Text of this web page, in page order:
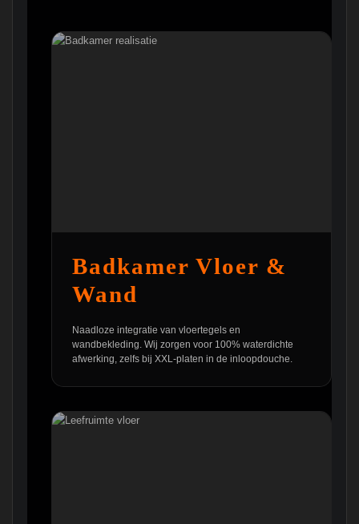
Badkamer Vloer &
Wand
Naadloze integratie van vloertegels en
wandbekleding. Wij zorgen voor 100% waterdichte
afwerking, zelfs bij XXL-platen in de inloopdouche.